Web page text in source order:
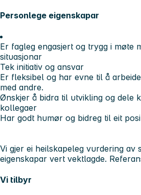
Personlege eigenskapar
Er fagleg engasjert og trygg i møte
situasjonar
Tek initiativ og ansvar
Er fleksibel og har evne til å
med andre.
Ønskjer å bidra til utvikling og dele
kollegaer
Har godt humør og bidreg til eit
Vi gjer ei heilskapeleg vurdering av
eigenskapar vert vektlagde.
Vi tilbyr